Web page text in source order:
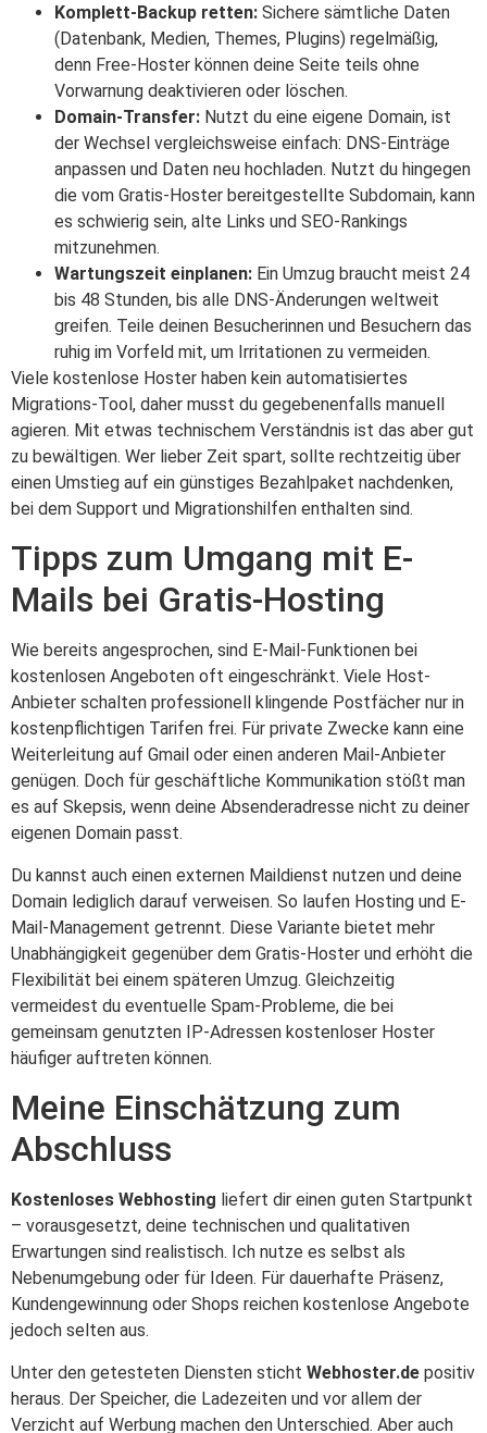
Komplett-Backup retten: Sichere sämtliche Daten
(Datenbank, Medien, Themes, Plugins) regelmäßig,
denn Free-Hoster können deine Seite teils ohne
Vorwarnung deaktivieren oder löschen.
Domain-Transfer: Nutzt du eine eigene Domain, ist
der Wechsel vergleichsweise einfach: DNS-Einträge
anpassen und Daten neu hochladen. Nutzt du hingegen
die vom Gratis-Hoster bereitgestellte Subdomain, kann
es schwierig sein, alte Links und SEO-Rankings
mitzunehmen.
Wartungszeit einplanen: Ein Umzug braucht meist 24
bis 48 Stunden, bis alle DNS-Änderungen weltweit
greifen. Teile deinen Besucherinnen und Besuchern das
ruhig im Vorfeld mit, um Irritationen zu vermeiden.
Viele kostenlose Hoster haben kein automatisiertes
Migrations-Tool, daher musst du gegebenenfalls manuell
agieren. Mit etwas technischem Verständnis ist das aber gut
zu bewältigen. Wer lieber Zeit spart, sollte rechtzeitig über
einen Umstieg auf ein günstiges Bezahlpaket nachdenken,
bei dem Support und Migrationshilfen enthalten sind.
Tipps zum Umgang mit E-
Mails bei Gratis-Hosting
Wie bereits angesprochen, sind E-Mail-Funktionen bei
kostenlosen Angeboten oft eingeschränkt. Viele Host-
Anbieter schalten professionell klingende Postfächer nur in
kostenpflichtigen Tarifen frei. Für private Zwecke kann eine
Weiterleitung auf Gmail oder einen anderen Mail-Anbieter
genügen. Doch für geschäftliche Kommunikation stößt man
es auf Skepsis, wenn deine Absenderadresse nicht zu deiner
eigenen Domain passt.
Du kannst auch einen externen Maildienst nutzen und deine
Domain lediglich darauf verweisen. So laufen Hosting und E-
Mail-Management getrennt. Diese Variante bietet mehr
Unabhängigkeit gegenüber dem Gratis-Hoster und erhöht die
Flexibilität bei einem späteren Umzug. Gleichzeitig
vermeidest du eventuelle Spam-Probleme, die bei
gemeinsam genutzten IP-Adressen kostenloser Hoster
häufiger auftreten können.
Meine Einschätzung zum
Abschluss
Kostenloses Webhosting liefert dir einen guten Startpunkt
– vorausgesetzt, deine technischen und qualitativen
Erwartungen sind realistisch. Ich nutze es selbst als
Nebenumgebung oder für Ideen. Für dauerhafte Präsenz,
Kundengewinnung oder Shops reichen kostenlose Angebote
jedoch selten aus.
Unter den getesteten Diensten sticht Webhoster.de positiv
heraus. Der Speicher, die Ladezeiten und vor allem der
Verzicht auf Werbung machen den Unterschied. Aber auch